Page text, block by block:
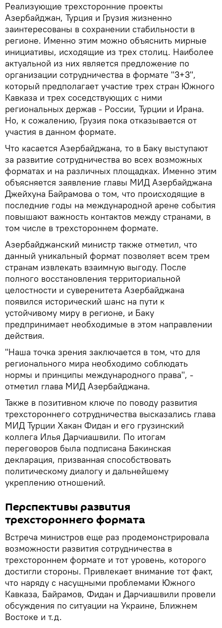
Реализующие трехсторонние проекты
Азербайджан, Турция и Грузия жизненно
заинтересованы в сохранении стабильности в
регионе. Именно этим можно объяснить мирные
инициативы, исходящие из трех столиц. Наиболее
актуальной из них является предложение по
организации сотрудничества в формате "3+3",
который предполагает участие трех стран Южного
Кавказа и трех соседствующих с ними
региональных держав - России, Турции и Ирана.
Но, к сожалению, Грузия пока отказывается от
участия в данном формате.
Что касается Азербайджана, то в Баку выступают
за развитие сотрудничества во всех возможных
форматах и на различных площадках. Именно этим
объясняется заявление главы МИД Азербайджана
Джейхуна Байрамова о том, что происходящие в
последние годы на международной арене события
повышают важность контактов между странами, в
том числе в трехстороннем формате.
Азербайджанский министр также отметил, что
данный уникальный формат позволяет всем трем
странам извлекать взаимную выгоду. После
полного восстановления территориальной
целостности и суверенитета Азербайджана
появился исторический шанс на пути к
устойчивому миру в регионе, и Баку
предпринимает необходимые в этом направлении
действия.
"Наша точка зрения заключается в том, что для
регионального мира необходимо соблюдать
нормы и принципы международного права", -
отметил глава МИД Азербайджана.
Также в позитивном ключе по поводу развития
трехстороннего сотрудничества высказались глава
МИД Турции Хакан Фидан и его грузинский
коллега Илья Дарчиашвили. По итогам
переговоров была подписана Бакинская
декларация, призванная способствовать
политическому диалогу и дальнейшему
укреплению отношений.
Перспективы развития
трехстороннего формата
Встреча министров еще раз продемонстрировала
возможности развития сотрудничества в
трехстороннем формате и тот уровень, которого
достигли стороны. Привлекает внимание тот факт,
что наряду с насущными проблемами Южного
Кавказа, Байрамов, Фидан и Дарчиашвили провели
обсуждения по ситуации на Украине, Ближнем
Востоке и т.д.